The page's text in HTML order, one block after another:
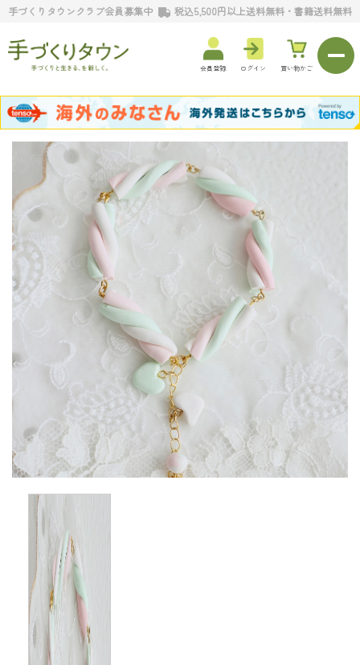
手づくりタウンクラブ会員募集中 税込5,500円以上送料無料・書籍送料無料
会員登録 ログイン 買い物かご